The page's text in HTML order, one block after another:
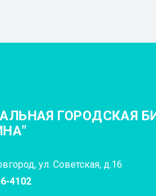
ГОРОДСКАЯ
ул. Советская, д.16
4102